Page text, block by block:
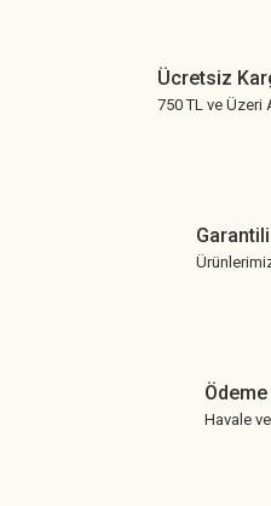
Ücretsiz
750 TL ve Üzeri
Havale